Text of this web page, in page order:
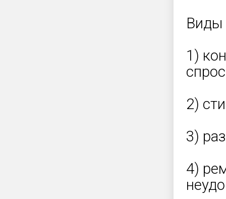
Виды
1)
2)
3)
4)